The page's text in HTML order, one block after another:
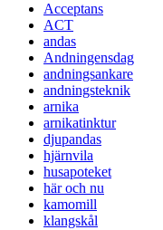
Acceptans
ACT
andas
Andningensdag
andningsankare
andningsteknik
arnika
arnikatinktur
djupandas
hjärnvila
husapoteket
här och nu
kamomill
klangskål